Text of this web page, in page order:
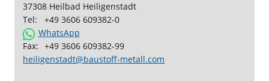
37308 Heilbad Heiligenstadt
Tel:
+49 3606 609382-0
WhatsApp
Fax: +49 3606 609382-99
heiligenstadt@baustoff-metall.com